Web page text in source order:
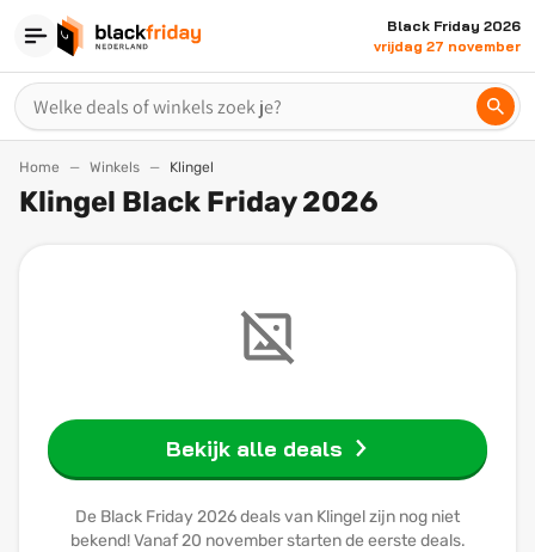
Black Friday 2026
vrijdag 27 november
Home Winkels Klingel
Klingel Black Friday 2026
Bekijk alle deals
De Black Friday 2026 deals van Klingel zijn nog niet
bekend! Vanaf 20 november starten de eerste deals.